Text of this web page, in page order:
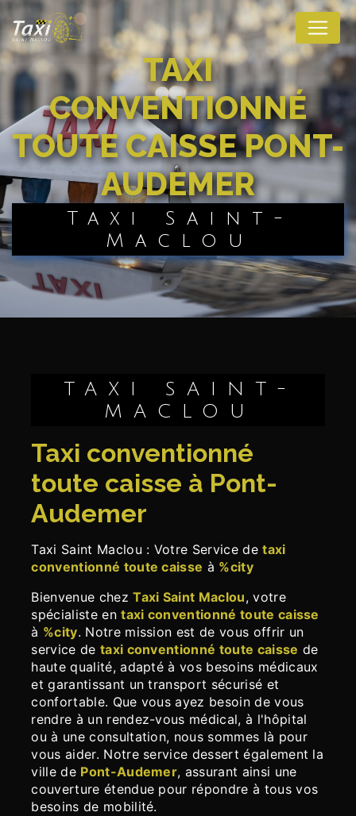
TAXI
CONVENTIONNÉ
TOUTE CAISSE PONT-
AUDEMER
Taxi Saint-
Maclou
TAXI SAINT-
MACLOU
taxi conventionné
toute caisse à Pont-
Audemer
Taxi Saint Maclou : Votre Service detaxi
conventionné toute caisse à %city
Bienvenue chezTaxi Saint Maclou, votre
spécialiste entaxi conventionné toute caisse
à %city. Notre mission est de vous offrir un
service de taxi conventionné toute caisse de
haute qualité, adapté à vos besoins médicaux
et garantissant un transport sécurisé et
confortable. Que vous ayez besoin de vous
rendre à un rendez-vous médical, à l'hôpital
ou à une consultation, nous sommes là pour
vous aider. Notre service dessert également la
ville de Pont-Audemer, assurant ainsi une
couverture étendue pour répondre à tous vos
besoins de mobilité.
Panneau de gestion des cookies